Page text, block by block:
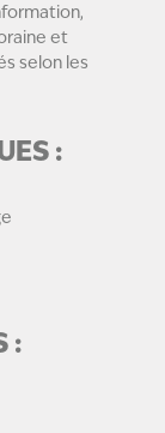
et
selon les
:
: